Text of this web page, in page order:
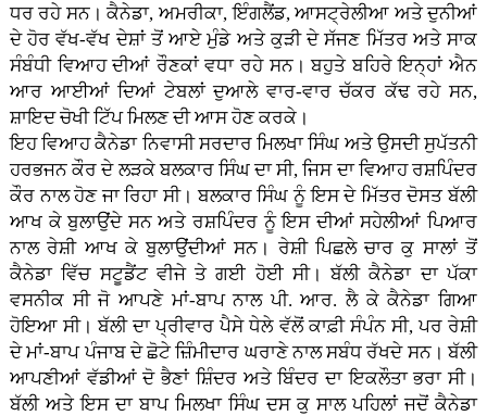
ਧਰ ਰਹੇ ਸਨ। ਕੈਨੇਡਾ, ਅਮਰੀਕਾ, ਇੰਗਲੈਂਡ, ਆਸਟ੍ਰੇਲੀਆ ਅਤੇ ਦੁਨੀਆਂ
ਦੇ ਹੋਰ ਵੱਖ-ਵੱਖ ਦੇਸ਼ਾਂ ਤੋਂ ਆਏ ਮੁੰਡੇ ਅਤੇ ਕੁੜੀ ਦੇ ਸੱਜਣ ਮਿੱਤਰ ਅਤੇ ਸਾਕ
ਸੰਬੰਧੀ ਵਿਆਹ ਦੀਆਂ ਰੌਣਕਾਂ ਵਧਾ ਰਹੇ ਸਨ। ਬਹੁਤੇ ਬਹਿਰੇ ਇਨ੍ਹਾਂ ਐਨ
ਆਰ ਆਈਆਂ ਦਿਆਂ ਟੇਬਲਾਂ ਦੁਆਲੇ ਵਾਰ-ਵਾਰ ਚੱਕਰ ਕੱਢ ਰਹੇ ਸਨ,
ਸ਼ਾਇਦ ਚੋਖੀ ਟਿੱਪ ਮਿਲਣ ਦੀ ਆਸ ਹੋਣ ਕਰਕੇ।
ਇਹ ਵਿਆਹ ਕੈਨੇਡਾ ਨਿਵਾਸੀ ਸਰਦਾਰ ਮਿਲਖਾ ਸਿੰਘ ਅਤੇ ਉਸਦੀ ਸੁਪੱਤਨੀ
ਹਰਭਜਨ ਕੌਰ ਦੇ ਲੜਕੇ ਬਲਕਾਰ ਸਿੰਘ ਦਾ ਸੀ, ਜਿਸ ਦਾ ਵਿਆਹ ਰਸ਼ਪਿੰਦਰ
ਕੌਰ ਨਾਲ ਹੋਣ ਜਾ ਰਿਹਾ ਸੀ। ਬਲਕਾਰ ਸਿੰਘ ਨੂੰ ਇਸ ਦੇ ਮਿੱਤਰ ਦੋਸਤ ਬੱਲੀ
ਆਖ ਕੇ ਬੁਲਾਉਂਦੇ ਸਨ ਅਤੇ ਰਸ਼ਪਿੰਦਰ ਨੂੰ ਇਸ ਦੀਆਂ ਸਹੇਲੀਆਂ ਪਿਆਰ
ਨਾਲ ਰੇਸ਼ੀ ਆਖ ਕੇ ਬੁਲਾਉਂਦੀਆਂ ਸਨ। ਰੇਸ਼ੀ ਪਿਛਲੇ ਚਾਰ ਕੁ ਸਾਲਾਂ ਤੋਂ
ਕੈਨੇਡਾ ਵਿੱਚ ਸਟੂਡੈਂਟ ਵੀਜੇ ਤੇ ਗਈ ਹੋਈ ਸੀ। ਬੱਲੀ ਕੈਨੇਡਾ ਦਾ ਪੱਕਾ
ਵਸਨੀਕ ਸੀ ਜੋ ਆਪਣੇ ਮਾਂ-ਬਾਪ ਨਾਲ ਪੀ. ਆਰ. ਲੈ ਕੇ ਕੈਨੇਡਾ ਗਿਆ
ਹੋਇਆ ਸੀ। ਬੱਲੀ ਦਾ ਪ੍ਰੀਵਾਰ ਪੈਸੇ ਧੇਲੇ ਵੱਲੋਂ ਕਾਫ਼ੀ ਸੰਪੰਨ ਸੀ, ਪਰ ਰੇਸ਼ੀ
ਦੇ ਮਾਂ-ਬਾਪ ਪੰਜਾਬ ਦੇ ਛੋਟੇ ਜ਼ਿੰਮੀਦਾਰ ਘਰਾਣੇ ਨਾਲ ਸਬੰਧ ਰੱਖਦੇ ਸਨ। ਬੱਲੀ
ਆਪਣੀਆਂ ਵੱਡੀਆਂ ਦੋ ਭੈਣਾਂ ਸ਼ਿੰਦਰ ਅਤੇ ਬਿੰਦਰ ਦਾ ਇਕਲੌਤਾ ਭਰਾ ਸੀ।
ਬੱਲੀ ਅਤੇ ਇਸ ਦਾ ਬਾਪ ਮਿਲਖਾ ਸਿੰਘ ਦਸ ਕੁ ਸਾਲ ਪਹਿਲਾਂ ਜਦੋਂ ਕੈਨੇਡਾ